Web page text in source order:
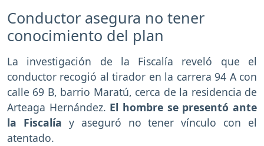
Conductor asegura no tener
conocimiento del plan
La investigación de la Fiscalía reveló que el
conductor recogió al tirador en la carrera 94 A con
calle 69 B, barrio Maratú, cerca de la residencia de
Arteaga Hernández. El hombre se presentó ante
la Fiscalía y aseguró no tener vínculo con el
atentado.